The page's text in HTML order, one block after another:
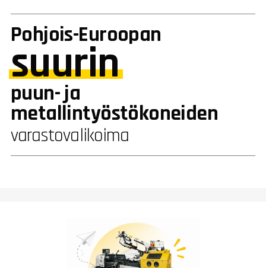
Pohjois-Euroopan
suurin
puun- ja
metallintyöstökoneiden
varastovalikoima